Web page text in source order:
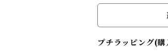
プチラッピング(